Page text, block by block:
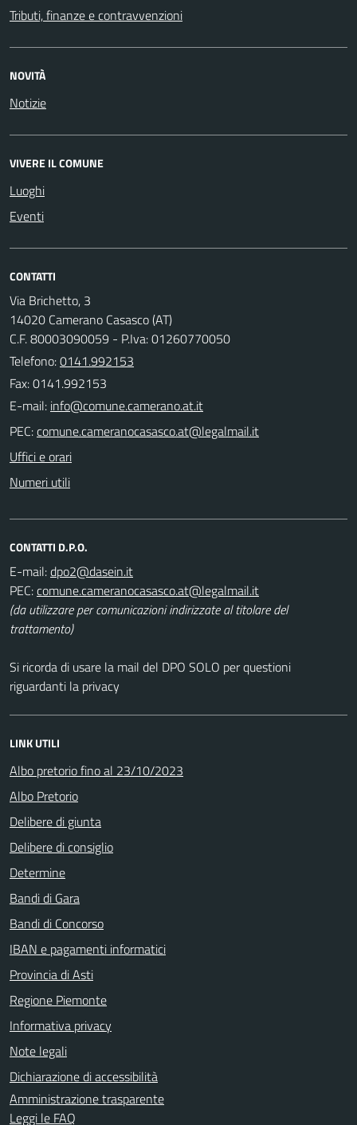
Tributi, finanze e contravvenzioni
NOVITÀ
Notizie
VIVERE IL COMUNE
Luoghi
Eventi
CONTATTI
Via Brichetto, 3
14020 Camerano Casasco (AT)
C.F. 80003090059 - P.Iva: 01260770050
Telefono:0141.992153
Fax: 0141.992153
E-mail:
PEC:
Uffici e orari
Numeri utili
CONTATTI D.P.O.
E-mail:
PEC:
(da utilizzare per comunicazioni indirizzate al titolare del
trattamento)
Si ricorda di usare la mail del DPO SOLO per questioni
riguardanti la privacy
LINK UTILI
Albo pretorio fino al 23/10/2023
Albo Pretorio
Delibere di giunta
Delibere di consiglio
Determine
Bandi di Gara
Bandi di Concorso
IBAN e pagamenti informatici
Provincia di Asti
Regione Piemonte
Informativa privacy
Note legali
Dichiarazione di accessibilità
Amministrazione trasparente
Leggi le FAQ